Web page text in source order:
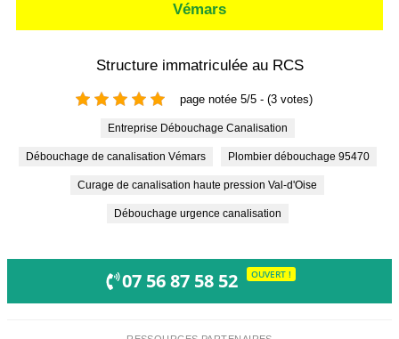
Vémars
Structure immatriculée au RCS
page notée 5/5 - (3 votes)
Entreprise Débouchage Canalisation
Débouchage de canalisation Vémars Plombier débouchage 95470
Curage de canalisation haute pression Val-d'Oise
Débouchage urgence canalisation
07 56 87 58 52 OUVERT !